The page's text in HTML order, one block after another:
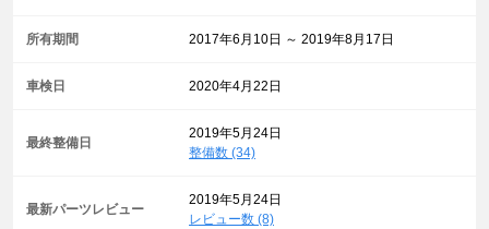
所有期間 2017年6月10日 ～ 2019年8月17日
車検日 2020年4月22日
最終整備日
2019年5月24日
整備数 (34)
最新パーツレビュー
2019年5月24日
レビュー数 (8)